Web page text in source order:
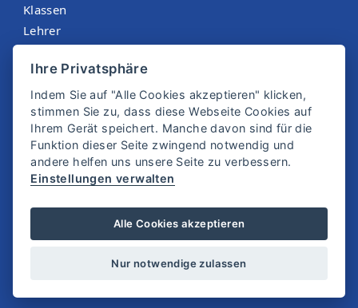
Klassen
Lehrer
Sokrates
Impressum
Ihre Privatsphäre
Indem Sie auf "Alle Cookies akzeptieren" klicken,
stimmen Sie zu, dass diese Webseite Cookies auf
Ihrem Gerät speichert. Manche davon sind für die
Funktion dieser Seite zwingend notwendig und
andere helfen uns unsere Seite zu verbessern.
Einstellungen verwalten
Alle Cookies akzeptieren
Nur notwendige zulassen